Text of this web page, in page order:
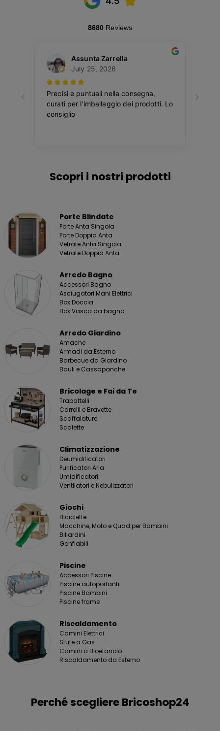
Scopri i nostri prodotti
Porte Blindate
Porte Anta Singola
Porte Doppia Anta
Vetrate Anta Singola
Vetrate Doppia Anta
Arredo Bagno
Accessori Bagno
Asciugatori Mani Elettrici
Box Doccia
Box Vasca da bagno
Arredo Giardino
Amache
Armadi da Esterno
Barbecue da Giardino
Bauli e Cassapanche
Bricolage e Fai da Te
Trabattelli
Carrelli e Bravette
Scaffalature
Scalette
Climatizzazione
Deumidificatori
Purificatori Aria
Umidificatori
Ventilatori e Nebulizzatori
Giochi
Biciclette
Macchine, Moto e Quad per Bambini
Biliardini
Gonfiabili
Piscine
Accessori Piscine
Piscine autoportanti
Piscine Bambini
Piscine frame
Riscaldamento
Camini Elettrici
Stufe a Gas
Camini a Bioetanolo
Riscaldamento da Esterno
Perché scegliere Bricoshop24